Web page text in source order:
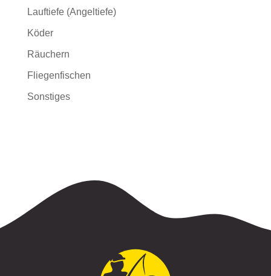
Lauftiefe (Angeltiefe)
Köder
Räuchern
Fliegenfischen
Sonstiges